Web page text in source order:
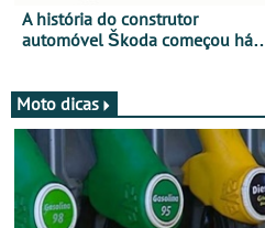
A história do construtor
automóvel Škoda começou há
Moto dicas